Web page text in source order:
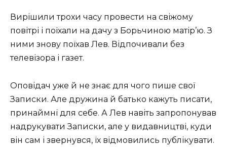
Вирішили трохи часу провести на свіжому
повітрі і поїхали на дачу з Борьчиною матір’ю. З
ними знову поїхав Лев. Відпочивали без
телевізора і газет.
Оповідач уже й не знає для чого пише свої
Записки. Але дружина й батько кажуть писати,
принаймні для себе. А Лев навіть запропонував
надрукувати Записки, але у видавництві, куди
він сам і звернувся, їх відмовились публікувати.